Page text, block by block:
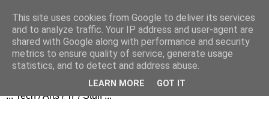
FezBook
... Tech / Arts / 'n' / Stuff ...
This site uses cookies from Google to deliver its services
and to analyze traffic. Your IP address and user-agent are
shared with Google along with performance and security
metrics to ensure quality of service, generate usage
statistics, and to detect and address abuse.
LEARN MORE GOT IT